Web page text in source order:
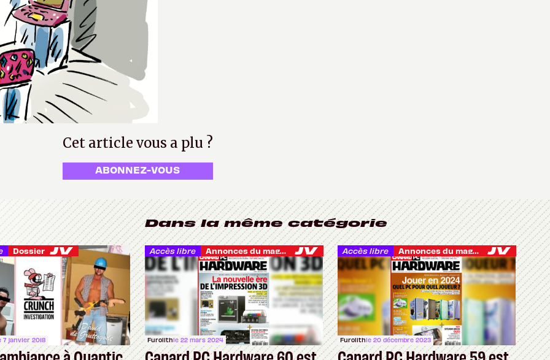
Cet article vous a plu ?
ABONNEZ-VOUS
Dossier
7 janvier 2018
Dans la même catégorie
Accès libre Annonces du magazine
Furolithle 22 mars 2024
Accès libre Annonces du magazine
Furolithle 20 décembre 2023